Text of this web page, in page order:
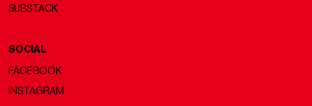
SUBSTACK
SOCIAL
FACEBOOK
INSTAGRAM